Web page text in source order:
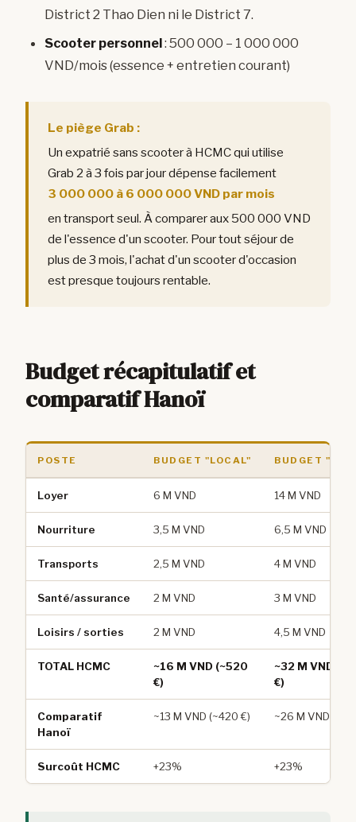
District 2 Thao Dien ni le District 7.
Scooter personnel: 500 000 – 1 000 000
VND/mois (essence + entretien courant)
Le piège Grab :
Un expatrié sans scooter à HCMC qui utilise
Grab 2 à 3 fois par jour dépense facilement
3 000 000 à 6 000 000 VND par mois
en transport seul. À comparer aux 500 000 VND
de l'essence d'un scooter. Pour tout séjour de
plus de 3 mois, l'achat d'un scooter d'occasion
est presque toujours rentable.
Budget récapitulatif et
comparatif Hanoï
POSTE BUDGET "LOCAL" BUDGET
Loyer 6 M VND 14 M VND
Nourriture 3,5 M VND 6,5 M VND
Transports 2,5 M VND 4 M VND
Santé/assurance 2 M VND 3 M VND
Loisirs / sorties 2 M VND 4,5 M VND
TOTAL HCMC
~16 M VND (~520
€)
~32 M VND
€)
Comparatif
Hanoï
~13 M VND (~420 €) ~26 M VND
Surcoût HCMC +23% +23%